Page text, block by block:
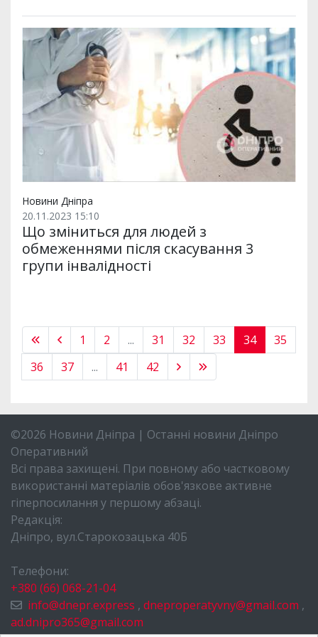
Новини Дніпра
20.11.2023 15:10
Що зміниться для людей з
обмеженнями після скасування 3
групи інвалідності
1 2 ... 31 32 33 34
35
36
37 ... 41 42
©2026 Новини Дніпра | Останні новини Дніпро
Оперативний
Всі права захищені. При повному або частковому
використанні матеріалів обов'язкове активне
гіперпосилання у першому абзаці.
Редакція:
Дніпро, вул.Старокозацька 40Б
Телефони:
+380 (66) 068-21-04
info@dnepr.express , dneproperatyvny@gmail.com ,
ad.dnipro365@gmail.com